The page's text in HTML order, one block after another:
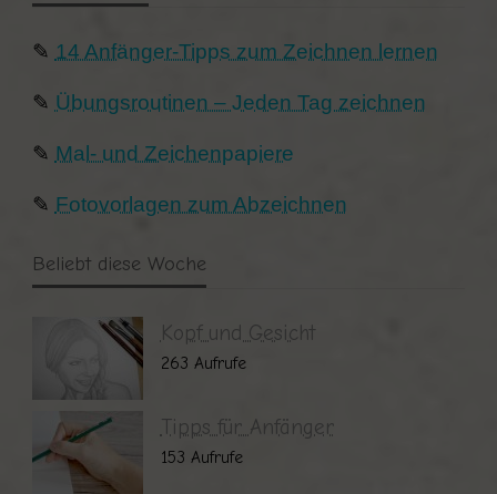
✎ 14 Anfänger-Tipps zum Zeichnen lernen
✎ Übungsroutinen – Jeden Tag zeichnen
✎ Mal- und Zeichenpapiere
✎ Fotovorlagen zum Abzeichnen
Beliebt diese Woche
Kopf und Gesicht
263 Aufrufe
Tipps für Anfänger
153 Aufrufe